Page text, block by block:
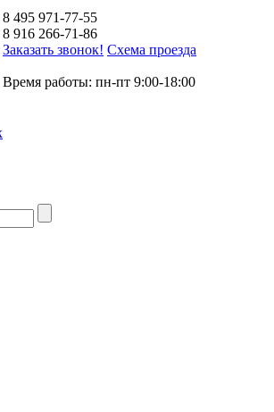
8 495 971-77-55
8 916 266-71-86
Заказать звонок! Схема проезда
Время работы: пн-пт 9:00-18:00